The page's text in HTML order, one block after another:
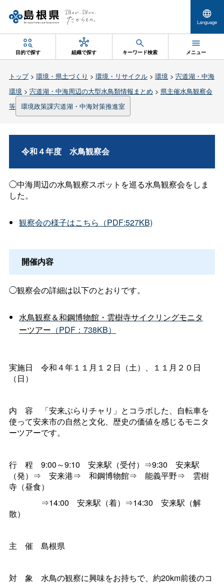
Language
目的で探す 組織で探す キーワード検索 メニュー
トップ> 環境・県土づくり > 環境・リサイクル> 環境> 宍道湖・中海
環境> 宍道湖・中海周辺の大型水鳥類情報まとめ > 県主催水鳥観察会
等 環境政策課宍道湖・中海対策推進室
令和４年度 水鳥観察会
◯中海周辺の水鳥観察スポットを巡る水鳥観察会をしま
した。
観察会の様子はこちら（PDF:527KB)
開催内容
◯観察会の詳細は以下のとおりです。
水鳥観察＆和鋼博物館・雲樹寺サイクリングモニタ
ーツアー （PDF：738KB）
実施日 令和４年１１月１２日（土）、１１月２０日
（日）
内 容
「安来ぶらりチャリ」とコラボした、自転車を
使って安来市の自然と文化、歴史の価値を感じるモニタ
ーツアーです。
行程 9:00～9:10 安来駅（受付）⇒9:30 安来駅
（発） ⇒ 安来港⇒ 和鋼博物館⇒ 能義平野⇒ 雲樹
寺（昼食）
⇒14:00 安来駅（着）⇒14:30 安来駅（解
散）
主催 島根県
対象 水鳥の観察に興味をお持ちで、約20km前後のコ